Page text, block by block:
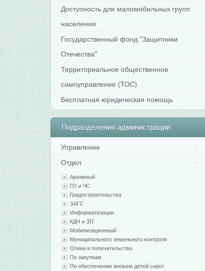
Доступность для маломобильных групп
населения
Государственный фонд "Защитники
Отечества"
Территориальное общественное
самоуправление (ТОС)
Бесплатная юридическая помощь
Подразделения администрации
Управление
Отдел
Архивный
ГО и ЧС
Градостроительства
ЗАГС
Информатизации
КДН и ЗП
Мобилизационный
Муниципального земельного контроля
Опеки и попечительства
По закупкам
По обеспечению жильем детей сирот